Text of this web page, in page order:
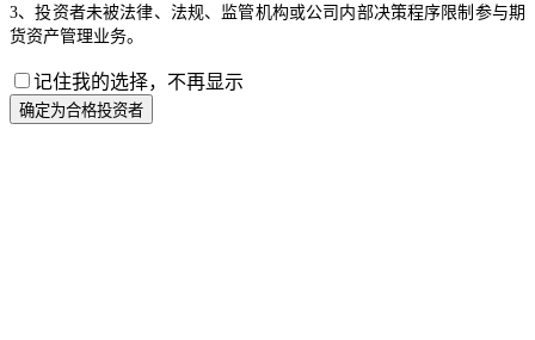
3、投资者未被法律、法规、监管机构或公司内部决策程序限制参与期
货资产管理业务。
记住我的选择，不再显示
确定为合格投资者